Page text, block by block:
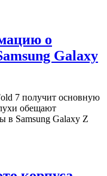
о
Galaxy
7 получит основную
обещают
в Samsung Galaxy Z